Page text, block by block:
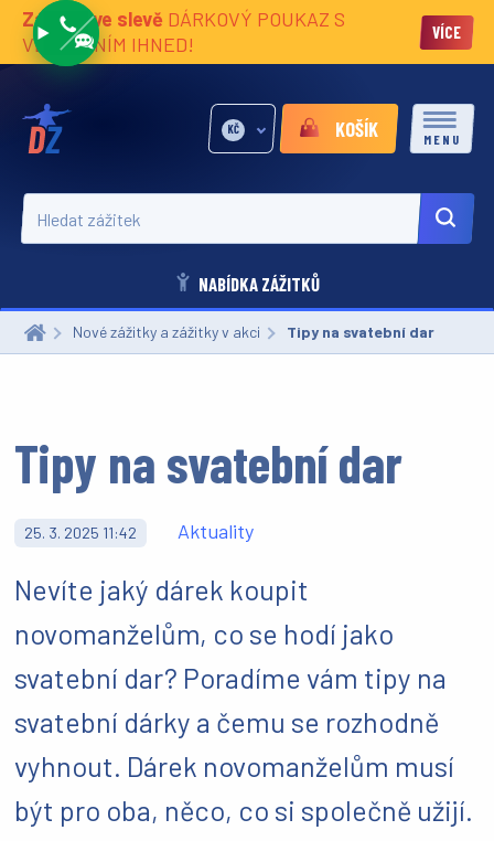
Zážitky ve slevě DÁRKOVÝ POUKAZ S
VĚNOVÁNÍM IHNED!
VÍCE
KČ KOŠÍK MENU
Hledat zážitek
NABÍDKA ZÁŽITKŮ
Nové zážitky a zážitky v akci Aktuální:
Tipy na svatební dar
Tipy na svatební dar
25. 3. 2025 11:42 Aktuality
Nevíte jaký dárek koupit
novomanželům, co se hodí jako
svatební dar? Poradíme vám tipy na
svatební dárky a čemu se rozhodně
vyhnout. Dárek novomanželům musí
být pro oba, něco, co si společně užijí.